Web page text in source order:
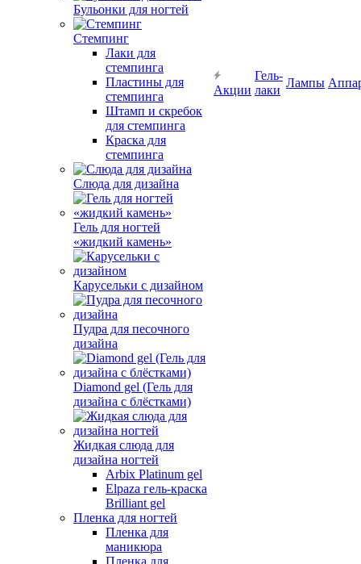
Бульонки для ногтей
Стемпинг
Лаки для
стемпинга
Пластины для
стемпинга
Штамп и скребок
для стемпинга
Краска для
стемпинга
Слюда для дизайна
Гель для ногтей
«жидкий камень»
Карусельки с дизайном
Пудра для песочного
дизайна
Diamond gel (Гель для
дизайна с блёстками)
Жидкая слюда для
дизайна ногтей
Arbix Platinum gel
Elpaza гель-краска
Brilliant gel
Пленка для ногтей
Пленка для
маникюра
Пленка для
Акции
Гель-
лаки
Лампы